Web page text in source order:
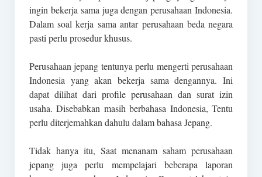
ingin bekerja sama juga dengan perusahaan Indonesia.
Dalam soal kerja sama antar perusahaan beda negara
pasti perlu prosedur khusus.
Perusahaan jepang tentunya perlu mengerti perusahaan
Indonesia yang akan bekerja sama dengannya. Ini
dapat dilihat dari profile perusahaan dan surat izin
usaha. Disebabkan masih berbahasa Indonesia, Tentu
perlu diterjemahkan dahulu dalam bahasa Jepang.
Tidak hanya itu, Saat menanam saham perusahaan
jepang juga perlu mempelajari beberapa laporan